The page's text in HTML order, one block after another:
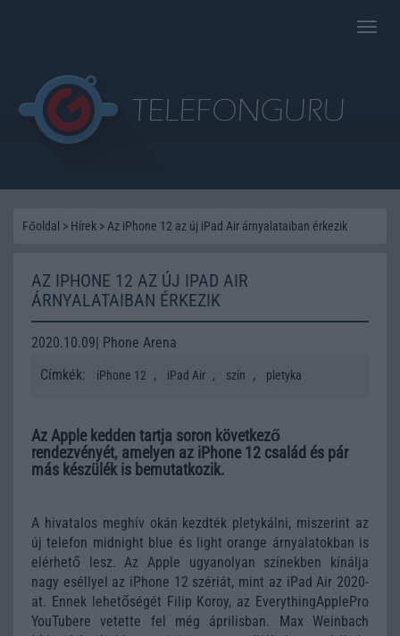
Toggle
Főoldal > Hírek > Az iPhone 12 az új iPad Air árnyalataiban érkezik
AZ IPHONE 12 AZ ÚJ IPAD AIR
ÁRNYALATAIBAN ÉRKEZIK
2020.10.09| Phone Arena
Címkék:
iPhone 12 , iPad Air , szín , pletyka
Az Apple kedden tartja soron következő
rendezvényét, amelyen az iPhone 12 család és pár
más készülék is bemutatkozik.
A hivatalos meghív okán kezdték pletykálni, miszerint az
új telefon midnight blue és light orange árnyalatokban is
elérhető lesz. Az Apple ugyanolyan színekben kínálja
nagy eséllyel az iPhone 12 szériát, mint az iPad Air 2020-
at. Ennek lehetőségét Filip Koroy, az EverythingApplePro
YouTubere vetette fel még áprilisban. Max Weinbach